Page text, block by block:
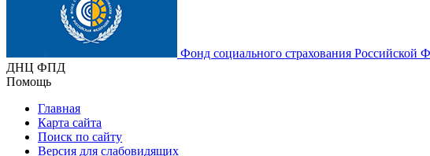
Фонд социального страхования Российской
ДНЦ ФПД
Помощь
Главная
Карта сайта
Поиск по сайту
Версия для слабовидящих